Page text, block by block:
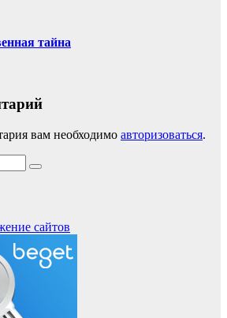
тайна
вам необходимо авторизоваться.